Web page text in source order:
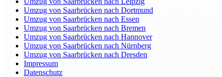
Umzug von Saarbrücken nach Dortmund
Umzug von Saarbrücken nach Essen
Umzug von Saarbrücken nach Bremen
Umzug von Saarbrücken nach Hannover
Umzug von Saarbrücken nach Nürnberg
Umzug von Saarbrücken nach Dresden
Impressum
Datenschutz